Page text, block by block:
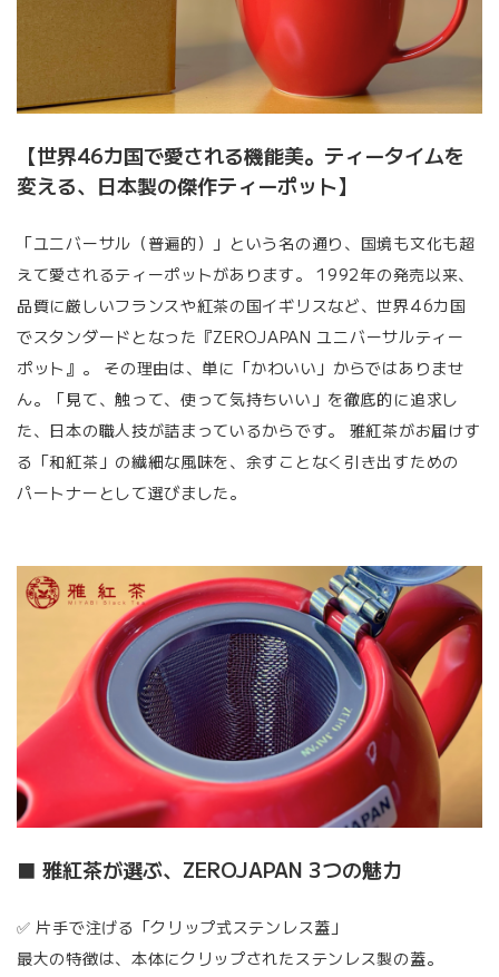
【世界46カ国で愛される機能美。ティータイムを
変える、日本製の傑作ティーポット】
「ユニバーサル（普遍的）」という名の通り、国境も文化も超
えて愛されるティーポットがあります。 1992年の発売以来、
品質に厳しいフランスや紅茶の国イギリスなど、世界46カ国
でスタンダードとなった『ZEROJAPAN ユニバーサルティー
ポット』。 その理由は、単に「かわいい」からではありませ
ん。「見て、触って、使って気持ちいい」を徹底的に追求し
た、日本の職人技が詰まっているからです。 雅紅茶がお届けす
る「和紅茶」の繊細な風味を、余すことなく引き出すための
パートナーとして選びました。
■ 雅紅茶が選ぶ、ZEROJAPAN 3つの魅力
✅ 片手で注げる「クリップ式ステンレス蓋」
最大の特徴は、本体にクリップされたステンレス製の蓋。